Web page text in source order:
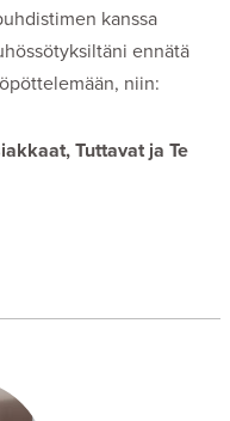
kanssa
ennätä
niin:
Tuttavat ja Te